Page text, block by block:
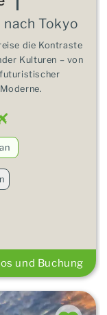
Tokyo
die Kontraste
Kulturen – von
futuristischer
und Buchung